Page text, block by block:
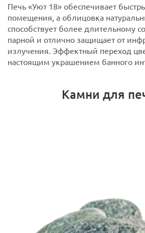
Печь «Уют 18» обеспечивает
помещения, а облицовка
способствует более длительному
парной и отлично защищает от
излучения. Эффектный переход
настоящим украшением банного
Камни для